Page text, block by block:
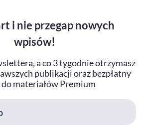
i nie przegap nowych
wpisów!
a co 3 tygodnie otrzymasz
publikacji oraz bezpłatny
materiałów Premium